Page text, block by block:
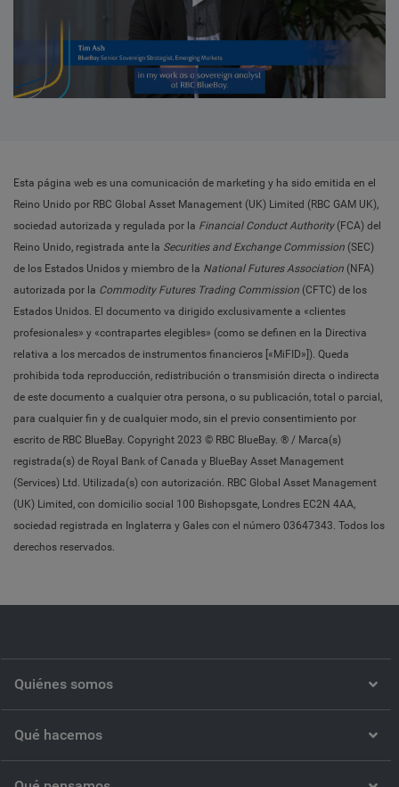
Play
Esta página web es una comunicación de marketing y ha sido emitida en el
Reino Unido por RBC Global Asset Management (UK) Limited (RBC GAM UK),
sociedad autorizada y regulada por la Financial Conduct Authority(FCA) del
Reino Unido, registrada ante la Securities and Exchange Commission (SEC)
de los Estados Unidos y miembro de la National Futures Association (NFA)
autorizada por la Commodity Futures Trading Commission (CFTC) de los
Estados Unidos. El documento va dirigido exclusivamente a «clientes
profesionales» y «contrapartes elegibles» (como se definen en la Directiva
relativa a los mercados de instrumentos financieros [«MiFID»]). Queda
prohibida toda reproducción, redistribución o transmisión directa o indirecta
de este documento a cualquier otra persona, o su publicación, total o parcial,
para cualquier fin y de cualquier modo, sin el previo consentimiento por
escrito de RBC BlueBay. Copyright 2023 © RBC BlueBay. ® / Marca(s)
registrada(s) de Royal Bank of Canada y BlueBay Asset Management
(Services) Ltd. Utilizada(s) con autorización. RBC Global Asset Management
(UK) Limited, con domicilio social 100 Bishopsgate, Londres EC2N 4AA,
sociedad registrada en Inglaterra y Gales con el número 03647343. Todos los
derechos reservados.
Quiénes somos
Qué hacemos